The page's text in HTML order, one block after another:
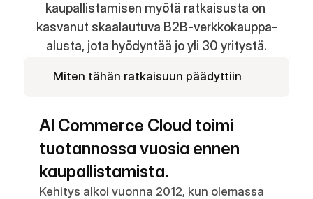
Partners
Asiakkaat
Muutosloki
Kehittäjille
kaupallistamisen myötä ratkaisusta on
kasvanut skaalautuva B2B-verkkokauppa-
alusta, jota hyödyntää jo yli 30 yritystä.
Miten tähän ratkaisuun päädyttiin
AI Commerce Cloud toimi
tuotannossa vuosia ennen
kaupallistamista.
Kehitys alkoi vuonna 2012, kun olemassa